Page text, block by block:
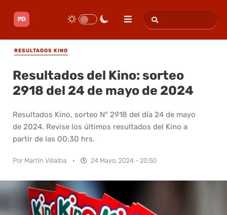
RESULTADOS KINO
Resultados del Kino: sorteo
2918 del 24 de mayo de 2024
Resultados Kino, sorteo N° 2918 del día 24 de mayo
de 2024. Revise los últimos resultados del Kino a
partir de las 00:30 hrs.
Por Martín Villalba · 24 Mayo, 2024 - 20:50